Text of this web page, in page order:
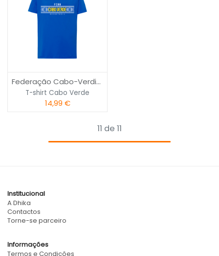
Federação Cabo-Verdiana de Basquetebol
T-shirt Cabo Verde
14,99 €
11 de 11
Institucional
A Dhika
Contactos
Torne-se parceiro
Informações
Termos e Condições